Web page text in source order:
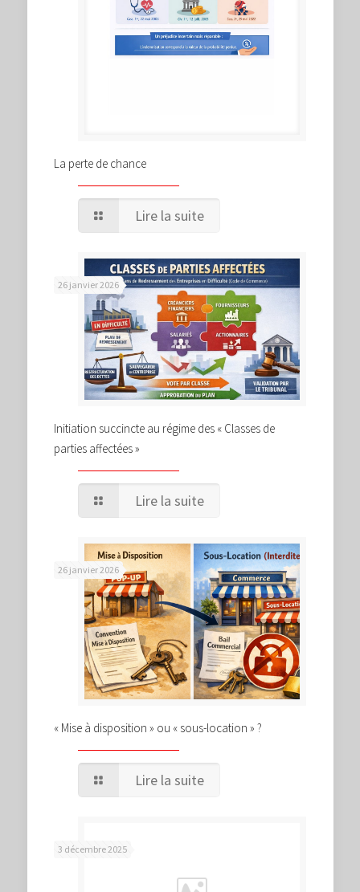
La perte de chance
Lire la suite
26 janvier 2026
Initiation succincte au régime des « Classes de
parties affectées »
Lire la suite
26 janvier 2026
« Mise à disposition » ou « sous-location » ?
Lire la suite
3 décembre 2025